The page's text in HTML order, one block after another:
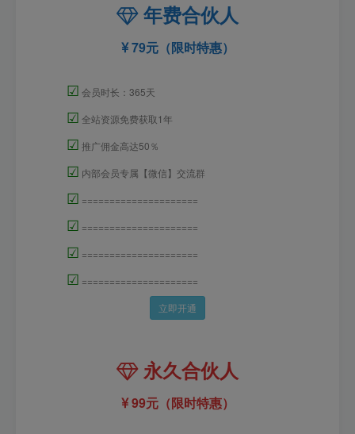
年费合伙人
79元（限时特惠）
☑ 会员时长：365天
☑ 全站资源免费获取1年
☑ 推广佣金高达50％
☑ 内部会员专属【微信】交流群
☑ =====================
☑ =====================
☑ =====================
☑ =====================
立即开通
永久合伙人
99元（限时特惠）